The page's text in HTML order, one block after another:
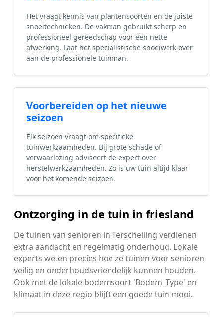
Het vraagt kennis van plantensoorten en de juiste
snoeitechnieken. De vakman gebruikt scherp en
professioneel gereedschap voor een nette
afwerking. Laat het specialistische snoeiwerk over
aan de professionele tuinman.
Voorbereiden op het nieuwe
seizoen
Elk seizoen vraagt om specifieke
tuinwerkzaamheden. Bij grote schade of
verwaarlozing adviseert de expert over
herstelwerkzaamheden. Zo is uw tuin altijd klaar
voor het komende seizoen.
Ontzorging in de tuin in friesland
De tuinen van senioren in Terschelling verdienen
extra aandacht en regelmatig onderhoud. Lokale
experts weten precies hoe ze tuinen voor senioren
veilig en onderhoudsvriendelijk kunnen houden.
Ook met de lokale bodemsoort 'Bodem_Type' en
klimaat in deze regio blijft een goede tuin mooi.